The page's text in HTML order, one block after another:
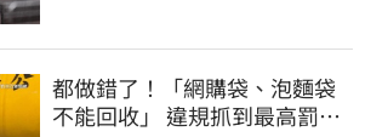
都做錯了！「網購袋、泡麵袋
不能回收」 違規抓到最高罰